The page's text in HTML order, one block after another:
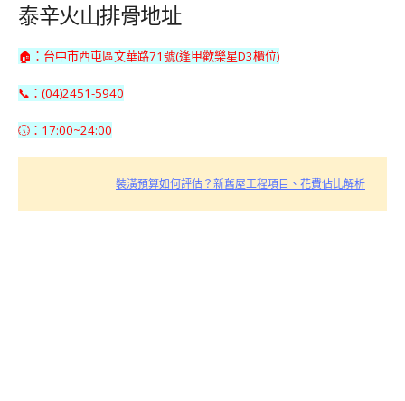
泰辛火山排骨地址
🏠：台中市西屯區文華路71號(逢甲歡樂星D3櫃位)
📞：(04)2451-5940
🕔：17:00~24:00
裝潢預算如何評估？新舊屋工程項目、花費佔比解析